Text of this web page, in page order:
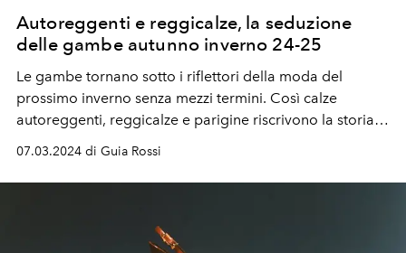
Autoreggenti e reggicalze, la seduzione
delle gambe autunno inverno 24-25
Le gambe tornano sotto i riflettori della moda del
prossimo inverno senza mezzi termini. Così calze
autoreggenti, reggicalze e parigine riscrivono la storia
della lingerie.
07.03.2024 di Guia Rossi